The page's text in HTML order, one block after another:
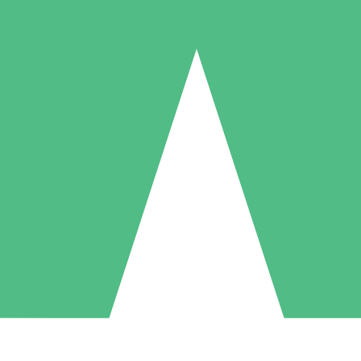
Packs de Crédits Individuels
à l'utilisation avec des crédits de téléchargement. Sans engagement
5 Téléchargements
US$